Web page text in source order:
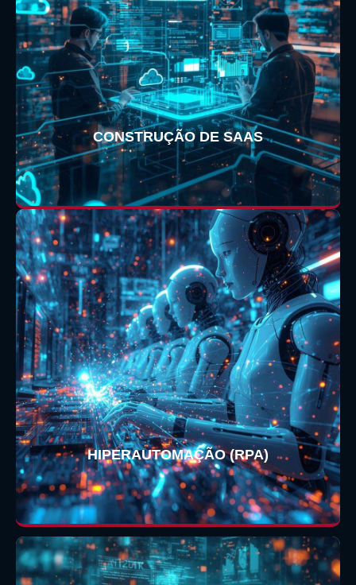
CONSTRUÇÃO DE SAAS
HIPERAUTOMAÇÃO (RPA)